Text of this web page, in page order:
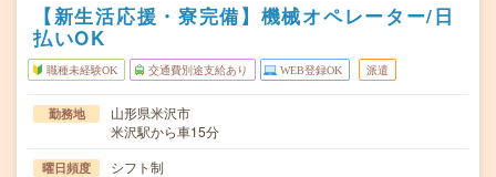
【新生活応援・寮完備】機械オペレーター/日
払いOK
職種未経験OK 交通費別途支給あり WEB登録OK 派遣
勤務地
山形県米沢市
米沢駅から車15分
曜日頻度 シフト制